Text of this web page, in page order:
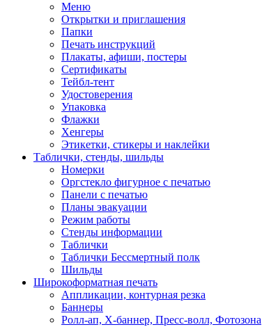
Меню
Открытки и приглашения
Папки
Печать инструкций
Плакаты, афиши, постеры
Сертификаты
Тейбл-тент
Удостоверения
Упаковка
Флажки
Хенгеры
Этикетки, стикеры и наклейки
Таблички, стенды, шильды
Номерки
Оргстекло фигурное с печатью
Панели с печатью
Планы эвакуации
Режим работы
Стенды информации
Таблички
Таблички Бессмертный полк
Шильды
Широкоформатная печать
Аппликации, контурная резка
Баннеры
Ролл-ап, X-баннер, Пресс-волл, Фотозона